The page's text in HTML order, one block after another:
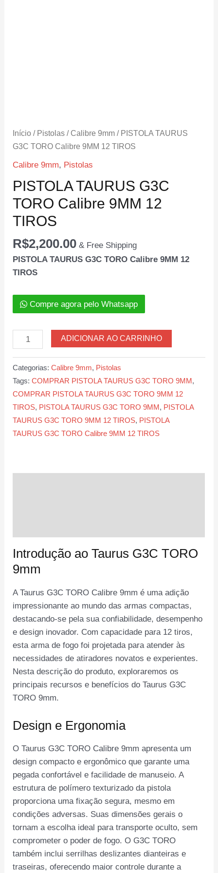
Início / Pistolas / Calibre 9mm / PISTOLA TAURUS
G3C TORO Calibre 9MM 12 TIROS
Calibre 9mm, Pistolas
PISTOLA TAURUS G3C
TORO Calibre 9MM 12
TIROS
R$2,200.00 & Free Shipping
PISTOLA TAURUS G3C TORO Calibre 9MM 12
TIROS
Compre agora pelo Whatsapp
PISTOLA
TAURUS
ADICIONAR AO CARRINHO
Categorias:Calibre 9mm, Pistolas
Tags:COMPRAR PISTOLA TAURUS G3C TORO 9MM,
COMPRAR PISTOLA TAURUS G3C TORO 9MM 12
TIROS, PISTOLA TAURUS G3C TORO 9MM, PISTOLA
TAURUS G3C TORO 9MM 12 TIROS, PISTOLA
TAURUS G3C TORO Calibre 9MM 12 TIROS
Introdução ao Taurus G3C TORO
9mm
A Taurus G3C TORO Calibre 9mm é uma adição
impressionante ao mundo das armas compactas,
destacando-se pela sua confiabilidade, desempenho
e design inovador. Com capacidade para 12 tiros,
esta arma de fogo foi projetada para atender às
necessidades de atiradores novatos e experientes.
Nesta descrição do produto, exploraremos os
principais recursos e benefícios do Taurus G3C
TORO 9mm.
Design e Ergonomia
O Taurus G3C TORO Calibre 9mm apresenta um
design compacto e ergonômico que garante uma
pegada confortável e facilidade de manuseio. A
estrutura de polímero texturizado da pistola
proporciona uma fixação segura, mesmo em
condições adversas. Suas dimensões gerais o
tornam a escolha ideal para transporte oculto, sem
comprometer o poder de fogo. O G3C TORO
também inclui serrilhas deslizantes dianteiras e
traseiras, oferecendo maior controle durante a